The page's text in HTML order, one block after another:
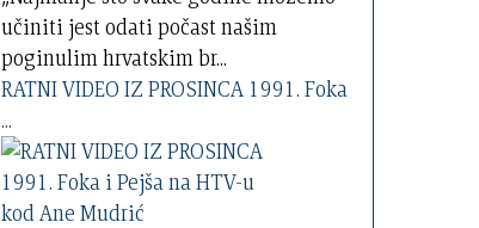
učiniti jest odati počast našim
poginulim hrvatskim br...
RATNI VIDEO IZ PROSINCA 1991. Foka
...